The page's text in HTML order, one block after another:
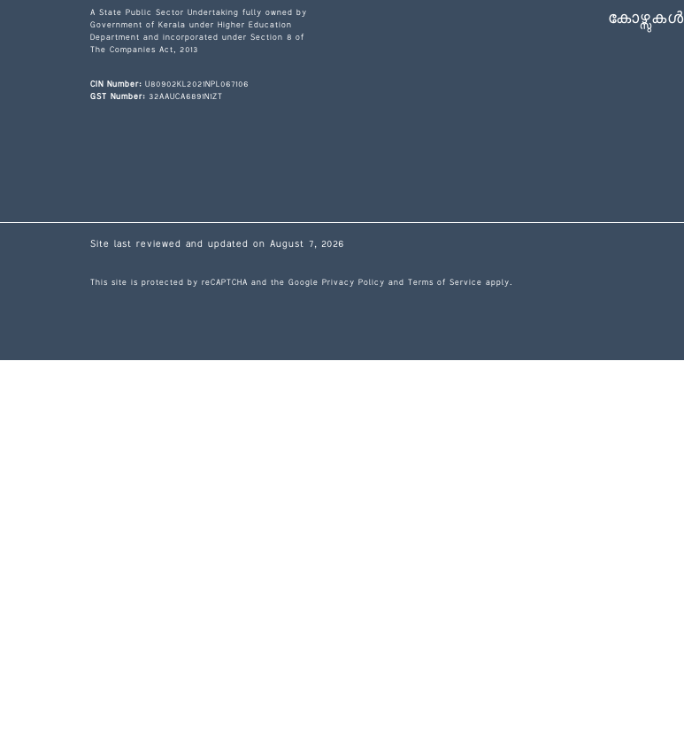
A State Public Sector Undertaking fully owned by
Government of Kerala under Higher Education
Department and incorporated under Section 8 of
The Companies Act, 2013
CIN Number: U80902KL2021NPL067106
GST Number: 32AAUCA6891N1ZT
കോഴ്സുകൾ
Site last reviewed and updated on August 7, 2026
This site is protected by reCAPTCHA and the Google Privacy Policy and Terms of Service apply.